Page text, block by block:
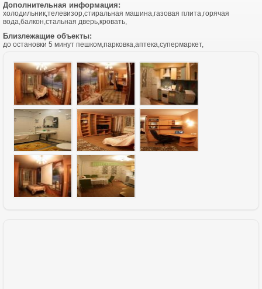
Дополнительная информация:
холодильник,телевизор,стиральная машина,газовая плита,горячая
вода,балкон,стальная дверь,кровать,
Близлежащие объекты:
до остановки 5 минут пешком,парковка,аптека,супермаркет,